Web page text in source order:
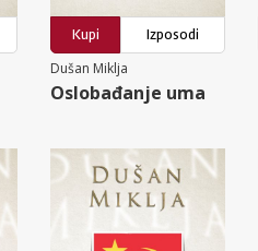
Kupi
Izposodi
Dušan Miklja
Oslobađanje uma